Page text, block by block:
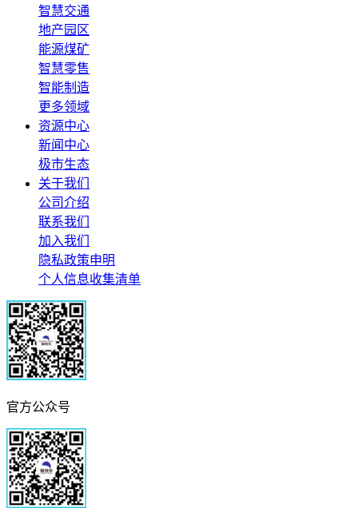
智慧交通
地产园区
能源煤矿
智慧零售
智能制造
更多领域
资源中心
新闻中心
极市生态
关于我们
公司介绍
联系我们
加入我们
隐私政策申明
个人信息收集清单
官方公众号